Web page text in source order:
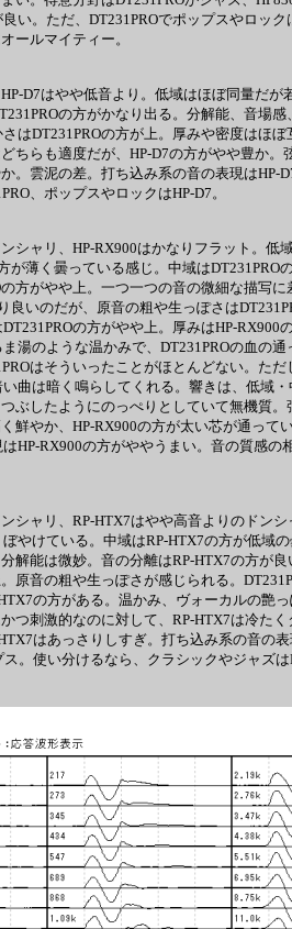
い。ただ、DT231PROでポップスやロッ
ールマイティー。
D7はやや低音より。低域はほぼ同量だ
の方がかなり出る。分解能、音場
はDT231PROの方が上。厚みや密度はほ
ちらも適度だが、HP-D7の方がやや豊か
。雲泥の差。打ち込み系の音の表現は
、ポップスやロックはHP-D7。
シャリ、HP-RX900はかなりフラット。
が薄く曇っている感じ。中域は
方がやや上。一つ一つの音の微細な描写
良いのだが、原音の粗や生っぽさは
の方がやや上。厚みはHP-
湯のような温かみで、DT231PROの血の
はそういったことがほとんどない。た
曲は暗く鳴らしてくれる。響きは、低域
ぶしたようにのっぺりとしていて無機質
鮮やか、HP-RX900の方が太い芯が通っ
HP-RX900の方がややうまい。音の質感
シャリ、RP-HTX7はやや高音よりのドン
やけている。中域はRP-HTX7の方が低域
解能は微妙。音の分離はRP-HTX7の方が
原音の粗や生っぽさが感じられる。
の方がある。温かみ、ヴォーカルの艶
つ刺激的なのに対して、RP-HTX7は冷た
はあっさりしすぎ。打ち込み系の音の
。使い分けるなら、クラシックやジャズ